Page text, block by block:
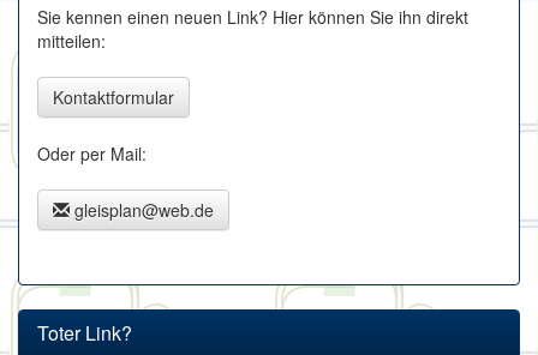
Sie kennen einen neuen Link? Hier können Sie ihn direkt
mitteilen:
Kontaktformular
Oder per Mail:
gleisplan@web.de
Toter Link?